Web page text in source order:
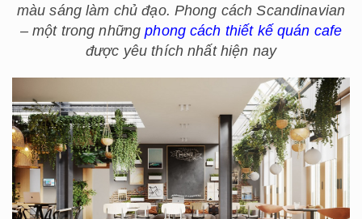
màu sáng làm chủ đạo. Phong cách Scandinavian
– một trong nhữngphong cách thiết kế quán cafe
được yêu thích nhất hiện nay